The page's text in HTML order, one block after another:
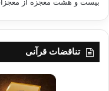
بیست و هشت معجزه از
تناقضات قرآنی